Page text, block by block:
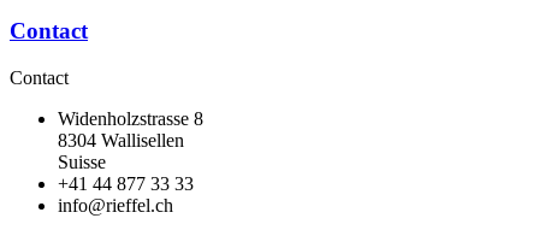
Contact
Contact
Widenholzstrasse 8
8304 Wallisellen
Suisse
+41 44 877 33 33
info@rieffel.ch